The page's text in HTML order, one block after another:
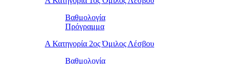
Βαθμολογία
Πρόγραμμα
Α Κατηγορία 2ος Όμιλος Λέσβου
Βαθμολογία